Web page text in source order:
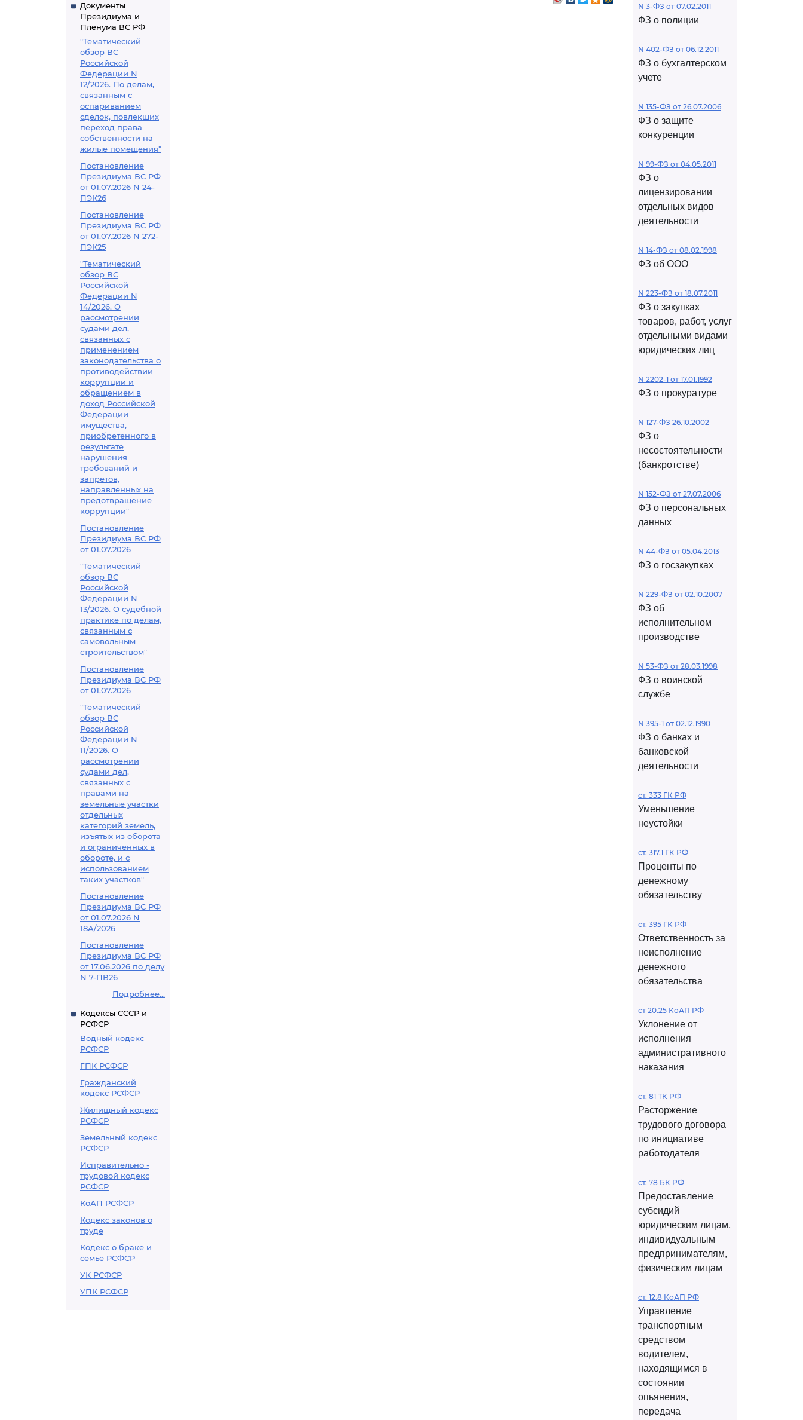
Документы
Президиума и
Пленума ВС РФ
"Тематический
обзор ВС
Российской
Федерации N
12/2026. По делам,
связанным с
оспариванием
сделок, повлекших
переход права
собственности на
жилые помещения"
Постановление
Президиума ВС РФ
от 01.07.2026 N 24-
ПЭК26
Постановление
Президиума ВС РФ
от 01.07.2026 N 272-
ПЭК25
"Тематический
обзор ВС
Российской
Федерации N
14/2026. О
рассмотрении
судами дел,
связанных с
применением
законодательства о
противодействии
коррупции и
обращением в
доход Российской
Федерации
имущества,
приобретенного в
результате
нарушения
требований и
запретов,
направленных на
предотвращение
коррупции"
Постановление
Президиума ВС РФ
от 01.07.2026
"Тематический
обзор ВС
Российской
Федерации N
13/2026. О судебной
практике по делам,
связанным с
самовольным
строительством"
Постановление
Президиума ВС РФ
от 01.07.2026
"Тематический
обзор ВС
Российской
Федерации N
11/2026. О
рассмотрении
судами дел,
связанных с
правами на
земельные участки
отдельных
категорий земель,
изъятых из оборота
и ограниченных в
обороте, и с
использованием
таких участков"
Постановление
Президиума ВС РФ
от 01.07.2026 N
18А/2026
Постановление
Президиума ВС РФ
от 17.06.2026 по делу
N 7-ПВ26
Подробнее...
Кодексы СССР и
РСФСР
Водный кодекс
РСФСР
ГПК РСФСР
Гражданский
кодекс РСФСР
Жилищный кодекс
РСФСР
Земельный кодекс
РСФСР
Исправительно -
трудовой кодекс
РСФСР
КоАП РСФСР
Кодекс законов о
труде
Кодекс о браке и
семье РСФСР
УК РСФСР
УПК РСФСР
N 3-ФЗ от 07.02.2011
ФЗ о полиции
N 402-ФЗ от 06.12.2011
ФЗ о бухгалтерском
учете
N 135-ФЗ от 26.07.2006
ФЗ о защите
конкуренции
N 99-ФЗ от 04.05.2011
ФЗ о
лицензировании
отдельных видов
деятельности
N 14-ФЗ от 08.02.1998
ФЗ об ООО
N 223-ФЗ от 18.07.2011
ФЗ о закупках
товаров, работ, услуг
отдельными видами
юридических лиц
N 2202-1 от 17.01.1992
ФЗ о прокуратуре
N 127-ФЗ 26.10.2002
ФЗ о
несостоятельности
(банкротстве)
N 152-ФЗ от 27.07.2006
ФЗ о персональных
данных
N 44-ФЗ от 05.04.2013
ФЗ о госзакупках
N 229-ФЗ от 02.10.2007
ФЗ об
исполнительном
производстве
N 53-ФЗ от 28.03.1998
ФЗ о воинской
службе
N 395-1 от 02.12.1990
ФЗ о банках и
банковской
деятельности
ст. 333 ГК РФ
Уменьшение
неустойки
ст. 317.1 ГК РФ
Проценты по
денежному
обязательству
ст. 395 ГК РФ
Ответственность за
неисполнение
денежного
обязательства
ст 20.25 КоАП РФ
Уклонение от
исполнения
административного
наказания
ст. 81 ТК РФ
Расторжение
трудового договора
по инициативе
работодателя
ст. 78 БК РФ
Предоставление
субсидий
юридическим лицам,
индивидуальным
предпринимателям,
физическим лицам
ст. 12.8 КоАП РФ
Управление
транспортным
средством
водителем,
находящимся в
состоянии
опьянения,
передача